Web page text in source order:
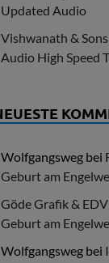
Updated Audio
Vishwanath &
Audio High Speed
Wolfgangsweg bei
Geburt am
Göde Grafik & EDV
Geburt am
Wolfgangsweg bei